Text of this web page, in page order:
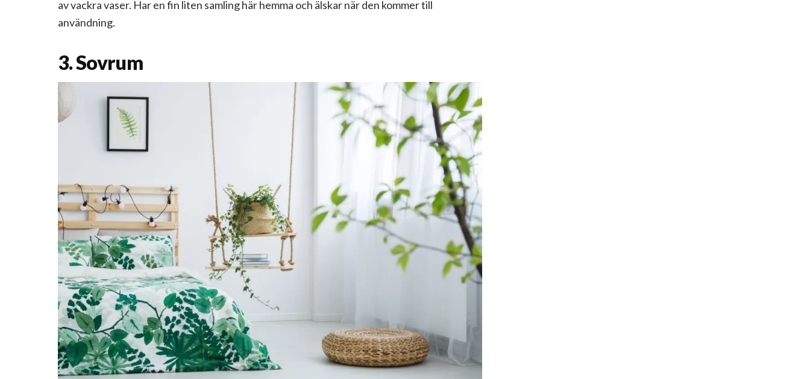
av vackra vaser. Har en fin liten samling här hemma och älskar när den kommer till
användning.
3. Sovrum